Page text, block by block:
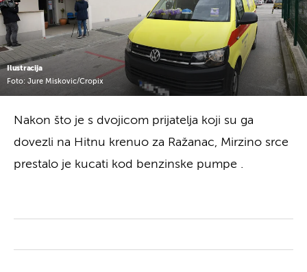
Ilustracija
Foto: Jure Miskovic/Cropix
Nakon što je s dvojicom prijatelja koji su ga
dovezli na Hitnu krenuo za Ražanac, Mirzino srce
prestalo je kucati kod benzinske pumpe .